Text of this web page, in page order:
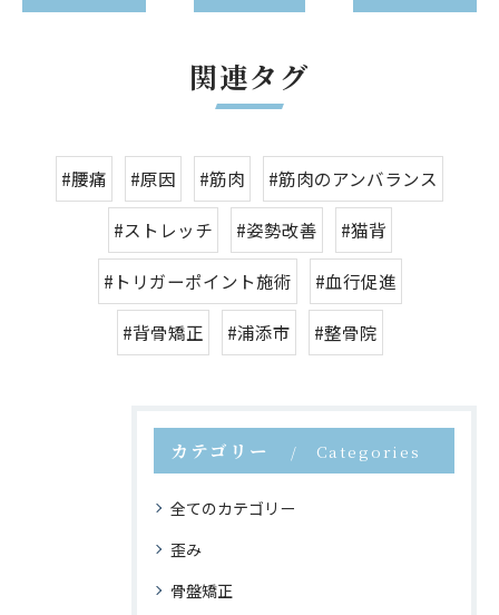
関連タグ
#腰痛 #原因 #筋肉 #筋肉のアンバランス
#ストレッチ #姿勢改善 #猫背
#トリガーポイント施術 #血行促進
#背骨矯正 #浦添市 #整骨院
カテゴリー Categories
全てのカテゴリー
歪み
骨盤矯正